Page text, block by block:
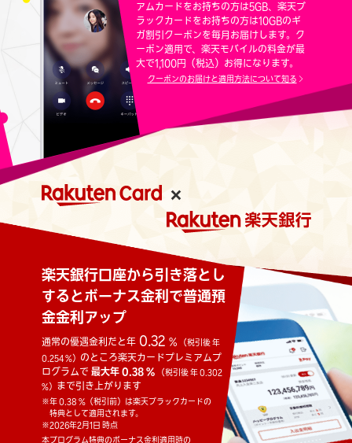
アムカードをお持ちの方は5GB、楽天ブ
ラックカードをお持ちの方は10GBのギ
ガ割引クーポンを毎月お届けします。ク
ーポン適用で、楽天モバイルの料金が最
大で1,100円（税込）お得になります。
クーポンのお届けと適用方法について知る
楽天銀行口座から引き落とし
するとボーナス金利で普通預
金金利アップ
通常の優遇金利だと年0.32 %
（税引後 年
0.254 %）
のところ楽天カードプレミアムプ
ログラムで 最大年0.38 % （税引後 年 0.302
%）
まで引き上がります
※年 0.38 %（税引前）は楽天ブラックカードの
特典として適用されます。
※2026年2月1日 時点
本プログラム特典のボーナス金利適用時の